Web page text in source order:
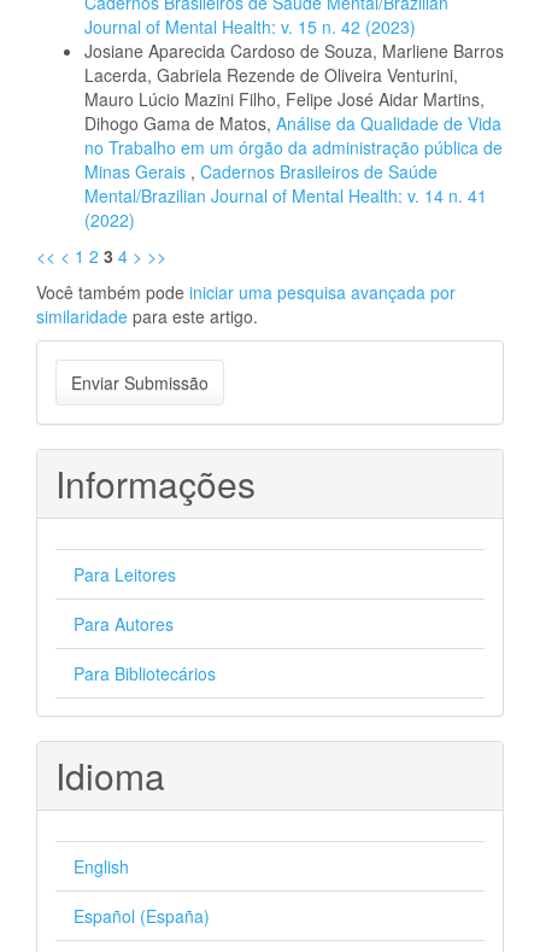
Journal of Mental Health: v. 15 n. 42 (2023)
Josiane Aparecida Cardoso de Souza, Marliene Barros
Lacerda, Gabriela Rezende de Oliveira Venturini,
Mauro Lúcio Mazini Filho, Felipe José Aidar Martins,
Dihogo Gama de Matos, Análise da Qualidade de Vida
no Trabalho em um órgão da administração pública de
Minas Gerais , Cadernos Brasileiros de Saúde
Mental/Brazilian Journal of Mental Health: v. 14 n. 41
(2022)
<< < 1 2 3 4 > >>
Você também pode iniciar uma pesquisa avançada por
similaridade para este artigo.
Enviar
Submissão
Enviar Submissão
Informações
Para Leitores
Para Autores
Para Bibliotecários
Idioma
English
Español (España)